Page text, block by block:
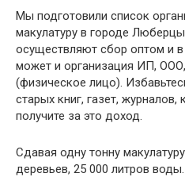
Мы подготовили список
макулатуру в городе
осуществляют сбор оптом и в
может и организация ИП,
(физическое лицо).
старых книг, газет,
получите за это доход.
Сдавая одну тонну
деревьев, 25 000 литров